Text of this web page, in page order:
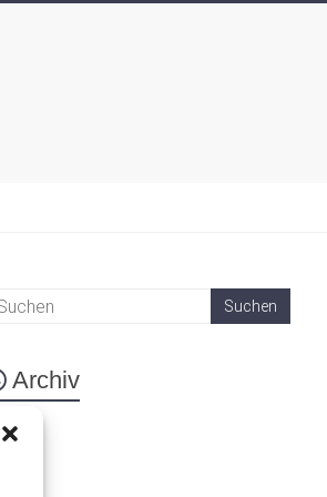
Archiv